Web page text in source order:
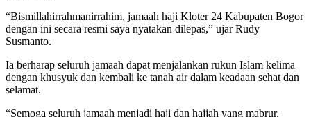
“Bismillahirrahmanirrahim, jamaah haji Kloter 24 Kabupaten Bogor
dengan ini secara resmi saya nyatakan dilepas,” ujar Rudy
Susmanto.
Ia berharap seluruh jamaah dapat menjalankan rukun Islam kelima
dengan khusyuk dan kembali ke tanah air dalam keadaan sehat dan
selamat.
“Semoga seluruh jamaah menjadi haji dan hajjah yang mabrur,